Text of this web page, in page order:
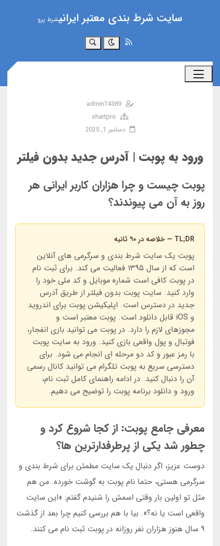
سایت شرط بندی معتبر ایرانیشرط پرو
جستجو
admin74389
shartpro
دسامبر 1, 2025
ورود به پوبت | آدرس جدید بدون فیلتر
پوبت چیست و چرا هزاران کاربر ایرانی هر
روز به آن می پیوندند؟
TL;DR — خلاصه در ۹۰ ثانیه
پوبت یک سایت شرط بندی و سرگرمی های آنلاین
است که از سال ۱۳۹۵ فعالیت می کند. برای ثبت نام
در پوبت کافی است شماره موبایل و کد ملی خود را
وارد کنید. سایت پوبت بدون فیلتر از طریق آدرس
جدید در دسترس است. اپلیکیشن پوبت برای اندروید
و iOS قابل دانلود است. پوبت معتبر است و
مجوزهای لازم را دارد. در پوبت می توانید بازی انفجار،
فوتبال و پول واقعی بازی کنید. ورود به سایت پوبت
با رمز عبور و کد دو مرحله ای انجام می شود. برای
دسترسی سریع به پوبت تلگرام می توانید کانال رسمی
آن را دنبال کنید. در ادامه راهنمای کامل ثبت نام،
ورود و دانلود برنامه پوبت را توضیح می دهیم.
معرفی جامع پوبت: از کجا شروع کرد و
چطور شد یکی از پرطرفدارترین ها؟
دوست عزیز، اگر دنبال یک سایت مطمئن برای شرط بندی و
سرگرمی هستی، حتما نام پوبت به گوشت خورده. من هم
مثل تو اولین بار وقتی اسمش را شنیدم گفتم: «این سایت
واقعی است یا نه؟». بیا با هم بررسی کنیم چرا بعد از گذشت
۹ سال هنوز هزاران نفر روزانه در پوبت ثبت نام می کنند.